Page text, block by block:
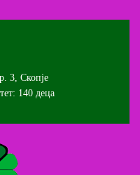
3, Скопје
140 деца